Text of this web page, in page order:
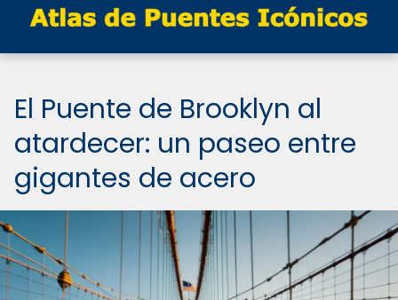
El Puente de Brooklyn al
atardecer: un paseo entre
gigantes de acero